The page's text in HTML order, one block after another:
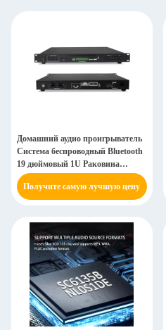
Домашний аудио проигрыватель
Система беспроводный Bluetooth
19 дюймовый 1U Раковина
установка CD Media Player
Получите самую лучшую цену